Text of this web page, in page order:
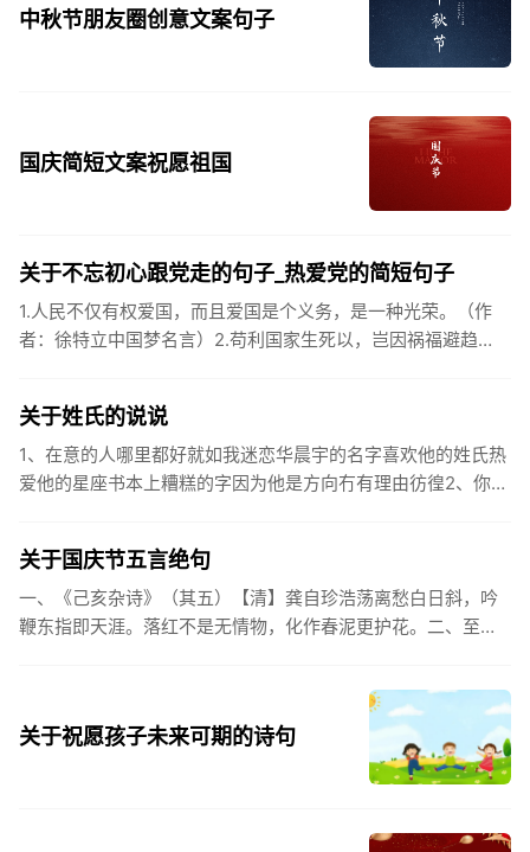
中秋节朋友圈创意文案句子
国庆简短文案祝愿祖国
关于不忘初心跟党走的句子_热爱党的简短句子
1.人民不仅有权爱国，而且爱国是个义务，是一种光荣。（作
者：徐特立中国梦名言）2.苟利国家生死以，岂因祸福避趋
关于姓氏的说说
1、在意的人哪里都好就如我迷恋华晨宇的名字喜欢他的姓氏热
爱他的星座书本上糟糕的字因为他是方向冇有理由彷徨2、你的
关于国庆节五言绝句
一、《己亥杂诗》（其五）【清】龚自珍浩荡离愁白日斜，吟
鞭东指即天涯。落红不是无情物，化作春泥更护花。二、至今
关于祝愿孩子未来可期的诗句